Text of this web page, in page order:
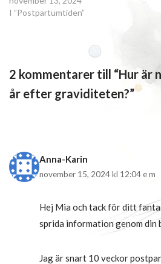
I ”Postpartumtiden”
2 kommentarer till “Hur är
år efter graviditeten?”
Anna-Karin
november 15, 2024 kl 12:04 e m
Hej Mia och tack för ditt
sprida information genom din
Jag är snart 10 veckor